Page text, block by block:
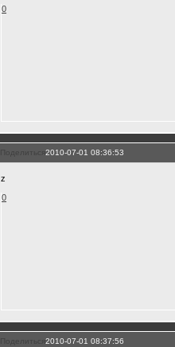
0
Поделиться2010-07-01 08:36:53
z
0
Поделиться2010-07-01 08:37:56